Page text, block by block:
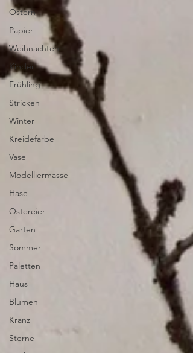
Ostern
Papier
Weihnachten
Kinder
Frühling
Stricken
Winter
Kreidefarbe
Vase
Modelliermasse
Hase
Ostereier
Garten
Sommer
Paletten
Haus
Blumen
Kranz
Sterne